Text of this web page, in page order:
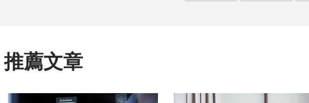
推薦文章